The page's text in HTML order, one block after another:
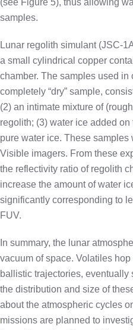
(see Figure 5), thus allowing
samples.
Lunar regolith simulant (JSC-
a small cylindrical copper
chamber. The samples used in
completely “dry” sample,
(2) an intimate mixture of
regolith; (3) water ice added
pure water ice. These
Visible imagers. From these
the reflectivity ratio of regolith
increase the amount of water
significantly corresponding to
FUV.
In summary, the lunar
vacuum of space. Volatiles
ballistic trajectories,
the distribution and size of
about the atmospheric cycles
missions are planned to